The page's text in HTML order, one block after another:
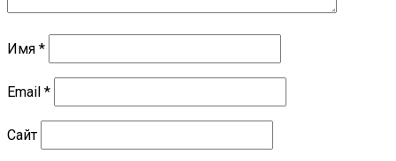
Имя *
Email *
Сайт